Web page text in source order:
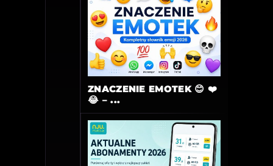
ZNACZENIE EMOTEK 😊 ❤️
😂 – ...